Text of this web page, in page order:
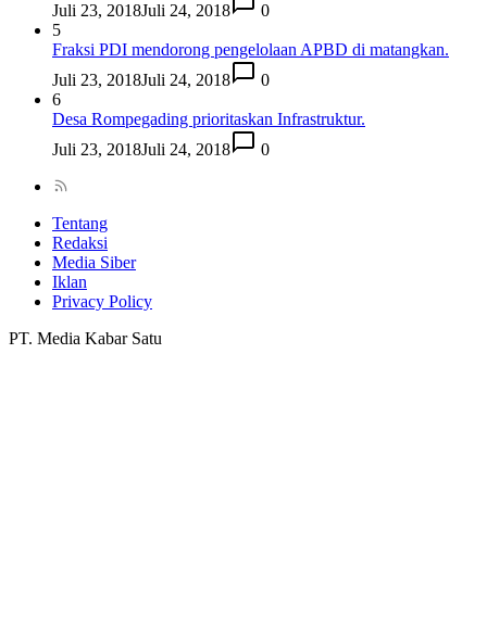
Juli 23, 2018Juli 24, 2018
0
5
Fraksi PDI mendorong pengelolaan APBD di matangkan.
Juli 23, 2018Juli 24, 2018
0
6
Desa Rompegading prioritaskan Infrastruktur.
Juli 23, 2018Juli 24, 2018 0
Tentang
Redaksi
Media Siber
Iklan
Privacy Policy
PT. Media Kabar Satu